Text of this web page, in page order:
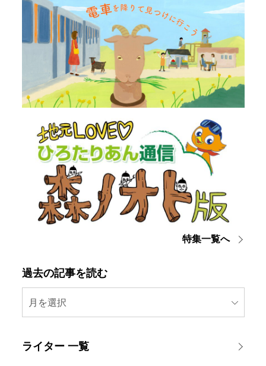
特集一覧へ
過去の記事を読む
月を選択
ライター 一覧